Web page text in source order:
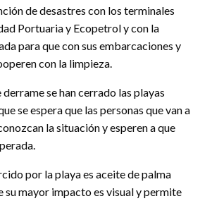
de desastres con los terminales
Portuaria y Ecopetrol y con la
para que con sus embarcaciones y
con la limpieza.
derrame se han cerrado las playas
se espera que las personas que van a
la situación y esperen a que
por la playa es aceite de palma
su mayor impacto es visual y permite